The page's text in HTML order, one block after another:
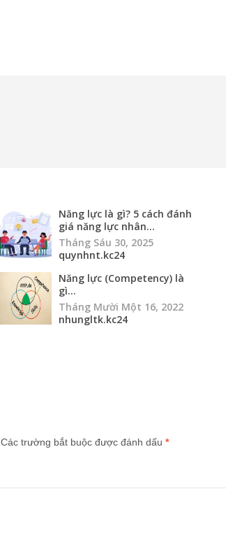
Năng lực là gì? 5 cách đánh
giá năng lực nhân...
Tháng Sáu 30, 2025
quynhnt.kc24
Năng lực (Competency) là
gì...
Tháng Mười Một 16, 2022
nhungltk.kc24
Các trường bắt buộc được đánh dấu *